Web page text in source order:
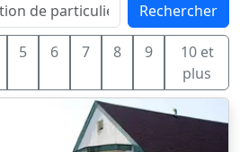
Rechercher
5 6 7 8 9
10 et
plus